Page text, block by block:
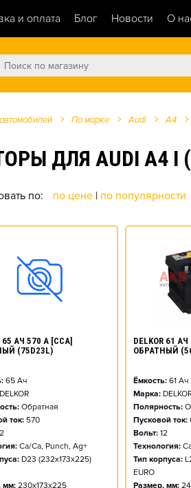
и оплата Блог Новости О
По марке Audi A4
ДЛЯ AUDI A4 I
по: по цене | по популярности
65 АЧ 570 А [CCA]
(75D23L)
65 Ач
DELKOR
Обратная
ток: 570
Ca/Ca, Punch, Ag+
D23 (232x173x225)
мм: 230x173x225
DELKOR 61
ОБРАТНЫЙ
Ёмкость: 61 Ач
Марка:
Полярность:
Пусковой ток:
Вольт: 12
Технология:
Тип корпуса:
EURO
Размер, мм: